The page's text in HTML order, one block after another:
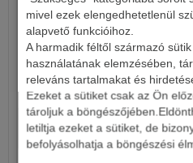
mivel ezek elengedhetetlenül
alapvető funkcióihoz.
A harmadik féltől származó
használatának elemzésében,
releváns tartalmakat és
Ezeket a sütiket csak az Ön
tároljuk a
letiltja ezeket a sütiket, de
befolyásolhatja a böngészési
MANNS
950